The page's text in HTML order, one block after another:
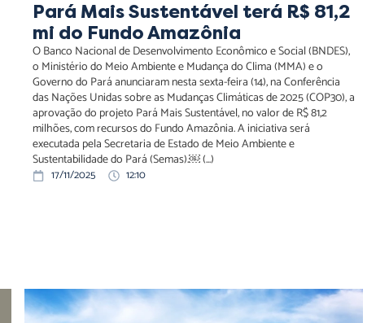
Pará Mais Sustentável terá R$ 81,2
mi do Fundo Amazônia
O Banco Nacional de Desenvolvimento Econômico e Social (BNDES),
o Ministério do Meio Ambiente e Mudança do Clima (MMA) e o
Governo do Pará anunciaram nesta sexta-feira (14), na Conferência
das Nações Unidas sobre as Mudanças Climáticas de 2025 (COP30), a
aprovação do projeto Pará Mais Sustentável, no valor de R$ 81,2
milhões, com recursos do Fundo Amazônia. A iniciativa será
executada pela Secretaria de Estado de Meio Ambiente e
Sustentabilidade do Pará (Semas).￼ (...)
17/11/2025 12:10
Com R$ 395 milhões do FUST, pequenos provedores vão
ampliar acesso à internet em regiões remotas